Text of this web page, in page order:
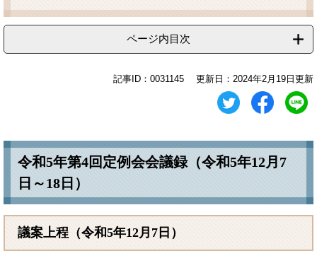
ページ内目次
記事ID：0031145 更新日：2024年2月19日更新
令和5年第4回定例会会議録（令和5年12月7
日～18日）
議案上程（令和5年12月7日）​